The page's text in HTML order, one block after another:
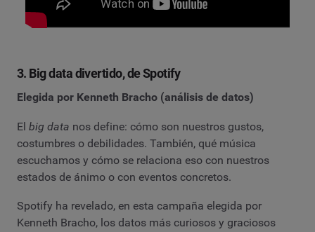
3. Big data divertido, de Spotify
Elegida por Kenneth Bracho (análisis de datos)
El big data nos define: cómo son nuestros gustos,
costumbres o debilidades. También, qué música
escuchamos y cómo se relaciona eso con nuestros
estados de ánimo o con eventos concretos.
Spotify ha revelado, en esta campaña elegida por
Kenneth Bracho, los datos más curiosos y graciosos